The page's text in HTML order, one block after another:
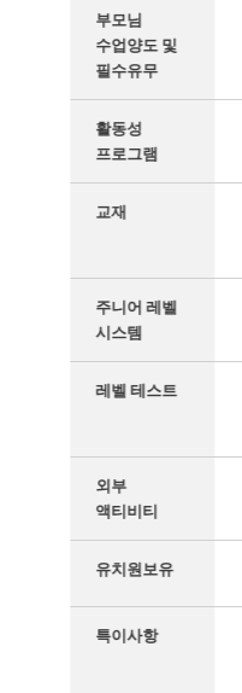
부모님
수업양도 및
필수유무
활동성
프로그램
교재
주니어 레벨
시스템
레벨 테스트
외부
액티비티
유치원보유
특이사항